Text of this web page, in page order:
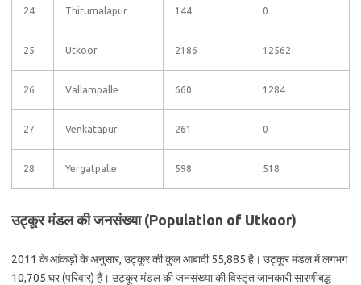
24 Thirumalapur 144 0
25 Utkoor 2186 12562
26 Vallampalle 660 1284
27 Venkatapur 261 0
28 Yergatpalle 598 518
उट्कूर मंडल की जनसंख्या (Population of Utkoor)
2011 के आंकड़ों के अनुसार, उट्कूर की कुल आबादी 55,885 है। उट्कूर मंडल में लगभग
10,705 घर (परिवार) हैं। उट्कूर मंडल की जनसंख्या की विस्तृत जानकारी सारणीबद्ध